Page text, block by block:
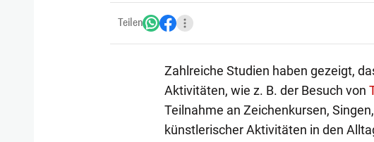
Teilen
Zahlreiche Studien haben gezeigt,
Aktivitäten, wie z. B. der Besuch von
Teilnahme an Zeichenkursen,
künstlerischer Aktivitäten in den